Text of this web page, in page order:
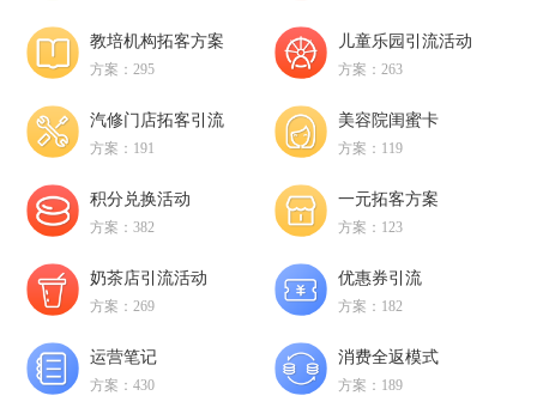
教培机构拓客方案
方案：295
儿童乐园引流活动
方案：263
汽修门店拓客引流
方案：191
美容院闺蜜卡
方案：119
积分兑换活动
方案：382
一元拓客方案
方案：123
奶茶店引流活动
方案：269
优惠券引流
方案：182
运营笔记
方案：430
消费全返模式
方案：189